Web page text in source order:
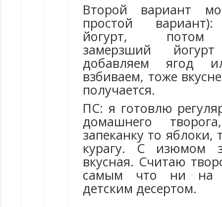
Второй вариант
простой
йогурт, потом
замерзший
добавляем ягод
взбиваем, тоже
получается.
ПС: я готовлю
домашнего
запеканку то
курагу. С изюмом
вкусная. Считаю
самым что ни на
детским десертом.